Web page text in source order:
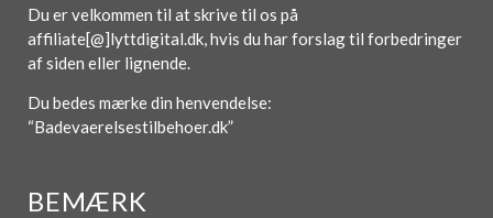
Du er velkommen til at skrive til os på
affiliate[@]lyttdigital.dk, hvis du har forslag til forbedringer
af siden eller lignende.
Du bedes mærke din henvendelse:
“Badevaerelsestilbehoer.dk”
BEMÆRK